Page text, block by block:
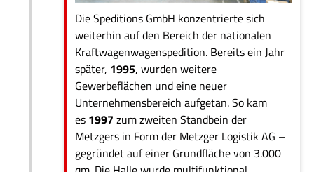
Die Speditions GmbH konzentrierte sich
weiterhin auf den Bereich der nationalen
Kraftwagenwagenspedition. Bereits ein Jahr
später, 1995, wurden weitere
Gewerbeflächen und eine neuer
Unternehmensbereich aufgetan. So kam
es 1997 zum zweiten Standbein der
Metzgers in Form der Metzger Logistik AG –
gegründet auf einer Grundfläche von 3.000